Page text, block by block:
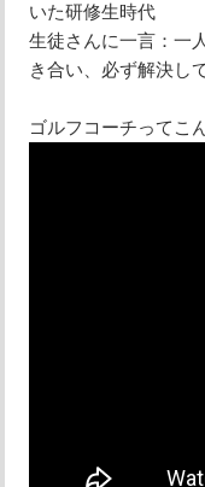
自分に合うクラブ
法人向けプラン
プラン・料金
いた研修生時代
生徒さんに一言：一
き合い、必ず解決し
ゴルフコーチってこ